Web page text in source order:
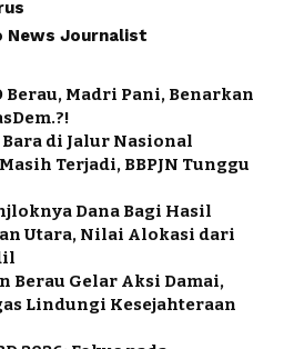
News Journalist
Berau, Madri Pani, Benarkan
di Jalur Nasional
Terjadi, BBPJN Tunggu
Dana Bagi Hasil
Utara, Nilai Alokasi dari
Berau Gelar Aksi Damai,
Lindungi Kesejahteraan